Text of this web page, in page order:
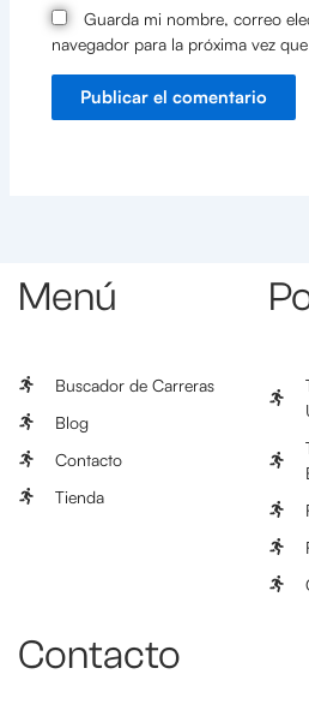
Guarda mi nombre, correo
navegador para la próxima vez
Menú
Buscador de Carreras
Blog
Contacto
Tienda
Contacto